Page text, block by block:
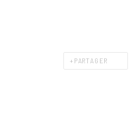
PARTAGER